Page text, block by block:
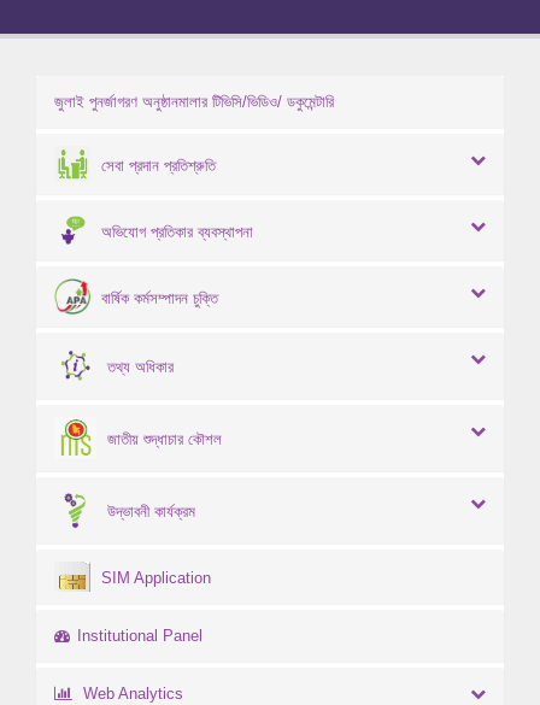
জুলাই পুনর্জাগরণ অনুষ্ঠানমালার টিভিসি/ভিডিও/ ডকুমেন্টারি
সেবা প্রদান প্রতিশ্রুতি
অভিযোগ প্রতিকার ব্যবস্থাপনা
বার্ষিক কর্মসম্পাদন চুক্তি
তথ্য অধিকার
জাতীয় শুদ্ধাচার কৌশল
উদ্ভাবনী কার্যক্রম
SIM Application
Institutional Panel
Web Analytics